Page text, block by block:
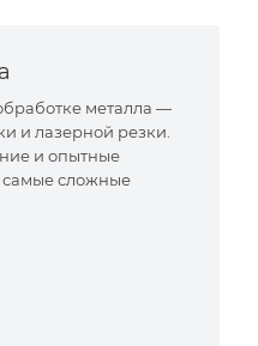
металла —
и лазерной резки.
и опытные
самые сложные